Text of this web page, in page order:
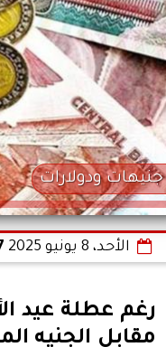
جنيهات ودولارات
الأحد، 8 يونيو 2025
رغم عطلة عيد